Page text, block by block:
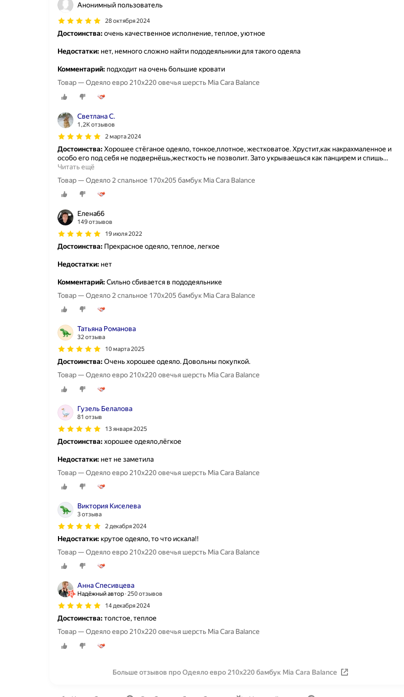
Анонимный пользователь
28 октября 2024
Достоинства:очень качественное исполнение, теплое, уютное
Недостатки: нет, немного сложно найти пододеяльники для такого одеяла
Комментарий: подходит на очень большие кровати
Товар — Одеяло евро 210x220 овечья шерсть Mia Cara Balance
Светлана С.
1,2K отзывов
2 марта 2024
Достоинства:Хорошее стёганое одеяло, тонкое,плотное, жестковатое. Хрустит,как накрахмаленное и
особо его под себя не подвернёшь,жесткость не позволит. Зато укрываешься как панцирем и спишь…
Читать ещё
Товар — Одеяло 2 спальное 170х205 бамбук Mia Cara Balance
Елена66
149 отзывов
19 июля 2022
Достоинства: Прекрасное одеяло, теплое, легкое
Недостатки: нет
Комментарий:Сильно сбивается в пододеяльнике
Товар — Одеяло 2 спальное 170х205 бамбук Mia Cara Balance
Татьяна Романова
32 отзыва
10 марта 2025
Достоинства:Очень хорошее одеяло. Довольны покупкой.
Товар — Одеяло евро 210x220 овечья шерсть Mia Cara Balance
Гузель Белалова
81 отзыв
13 января 2025
Достоинства:хорошее одеяло,лёгкое
Недостатки: нет не заметила
Товар — Одеяло евро 210x220 овечья шерсть Mia Cara Balance
Виктория Киселева
3 отзыва
2 декабря 2024
Недостатки: крутое одеяло, то что искала!!
Товар — Одеяло евро 210x220 овечья шерсть Mia Cara Balance
Анна Спесивцева
Надёжный автор 250 отзывов
14 декабря 2024
Достоинства:толстое, теплое
Товар — Одеяло евро 210x220 овечья шерсть Mia Cara Balance
Больше отзывов про Одеяло евро 210x220 бамбук Mia Cara Balance